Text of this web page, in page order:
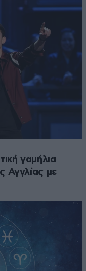
γαμήλια
Αγγλίας με